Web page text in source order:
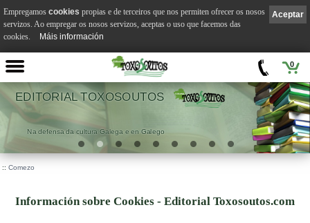
0
EDITORIAL TOXOSOUTOS
Na defensa da cultura Galega e en Galego
:: Comezo
Información sobre Cookies - Editorial Toxosoutos.com
Aceptar
Empregamos cookies propias e de terceiros que nos permiten ofrecer os nosos
servizos. Ao empregar os nosos servizos, aceptas o uso que facemos das
cookies.
Máis información